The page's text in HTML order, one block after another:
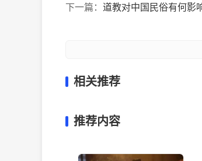
下一篇： 道教对中国民俗有何影
相关推荐
推荐内容